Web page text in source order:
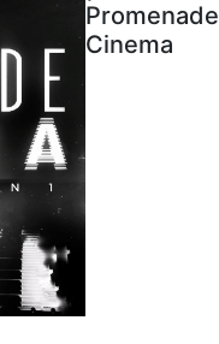
Promenade
Cinema